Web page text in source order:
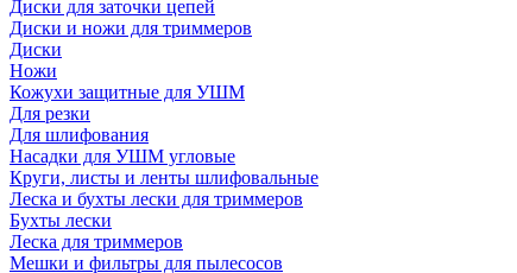
Диски для заточки цепей
Диски и ножи для триммеров
Диски
Ножи
Кожухи защитные для УШМ
Для резки
Для шлифования
Насадки для УШМ угловые
Круги, листы и ленты шлифовальные
Леска и бухты лески для триммеров
Бухты лески
Леска для триммеров
Мешки и фильтры для пылесосов